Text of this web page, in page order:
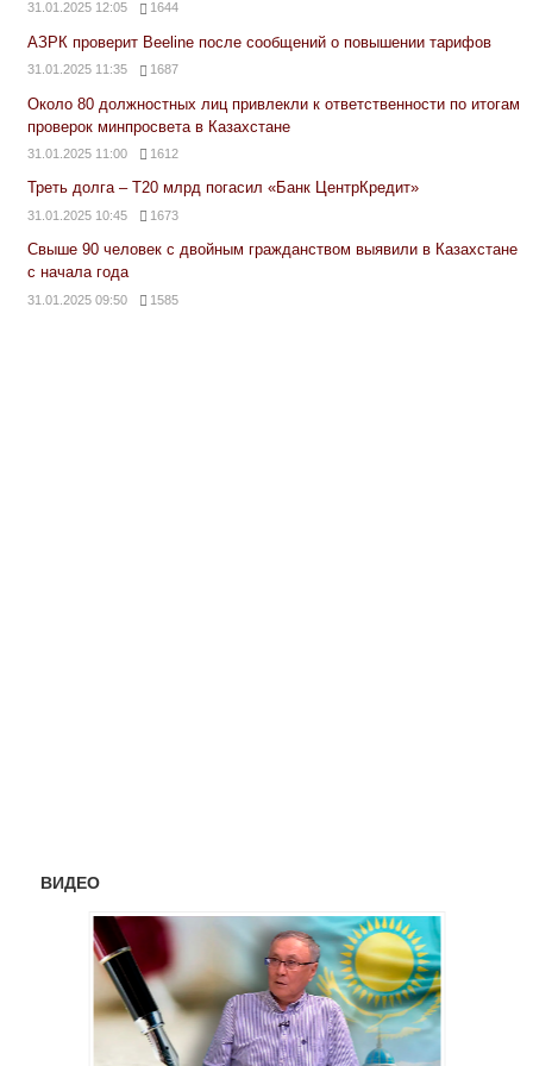
31.01.2025 12:05 1644
АЗРК проверит Beeline после сообщений о повышении тарифов
31.01.2025 11:35 1687
Около 80 должностных лиц привлекли к ответственности по итогам
проверок минпросвета в Казахстане
31.01.2025 11:00 1612
Треть долга – Т20 млрд погасил «Банк ЦентрКредит»
31.01.2025 10:45 1673
Свыше 90 человек с двойным гражданством выявили в Казахстане
с начала года
31.01.2025 09:50 1585
ВИДЕО